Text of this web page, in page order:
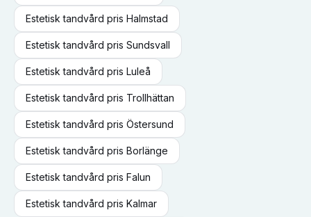
Estetisk tandvård pris Halmstad
Estetisk tandvård pris Sundsvall
Estetisk tandvård pris Luleå
Estetisk tandvård pris Trollhättan
Estetisk tandvård pris Östersund
Estetisk tandvård pris Borlänge
Estetisk tandvård pris Falun
Estetisk tandvård pris Kalmar